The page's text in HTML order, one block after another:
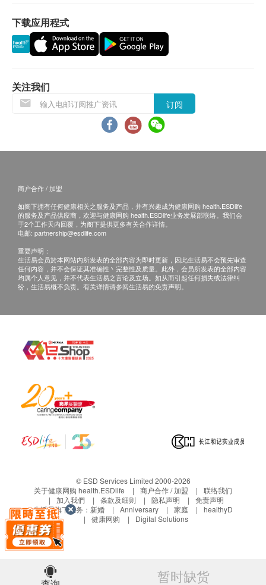
注意事项
动物、蛋类、鱼类、花生、大豆、奶类、木本坚果及
坚果制品
保用条款 ：
货品质量保证，于顾客收到产品当日起计，使用
期应最少有12个月或以上。(1包装滴鸡精属短期货
退换条款 ：
当顾客收取已订购之货品时，有责任检查货品是否
有损毁情况，一经确认签收，恕不接受退换。
正本，并于送货后3个工作天内按下列方式联络健
康网购health.ESDlife客户服务部跟进。
暂时缺货
下载应用程式
关注我们
订阅
商户合作 / 加盟
如阁下拥有任何健康相关之服务及产品，并有兴趣成为健康网购 health.ESDlife
的服务及产品供应商，欢迎与健康网购 health.ESDlife业务发展部联络。我们会
于2个工作天内回覆，为阁下提供更多有关合作详情。
电邮: partnership@esdlife.com
重要声明：
生活易会员於本网站内所发表的全部内容为即时更新，因此生活易不会预先审查
任何内容，并不会保证其准确性丶完整性及质量。此外，会员所发表的全部内容
均属个人意见，并不代表生活易之言论及立场。如从而引起任何损失或法律纠
纷，生活易概不负责。有关详情请参阅生活易的免责声明。
© ESD Services Limited 2000-2026
关于健康网购 health.ESDlife
商户合作 / 加盟
联络我们
加入我們
条款及细则 隐私声明
免责声明
生活易旗下业务： 新婚 Anniversary 家庭
healthyD
健康网购
Digital Solutions